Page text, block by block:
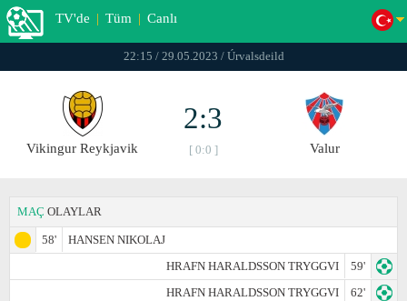
TV'de | Tüm | Canlı
22:15 / 29.05.2023 / Úrvalsdeild
Vikingur Reykjavik
2:3
[ 0:0 ] Valur
MAÇ OLAYLAR
58'
HANSEN NIKOLAJ
HRAFN HARALDSSON TRYGGVI
59'
HRAFN HARALDSSON TRYGGVI
62'